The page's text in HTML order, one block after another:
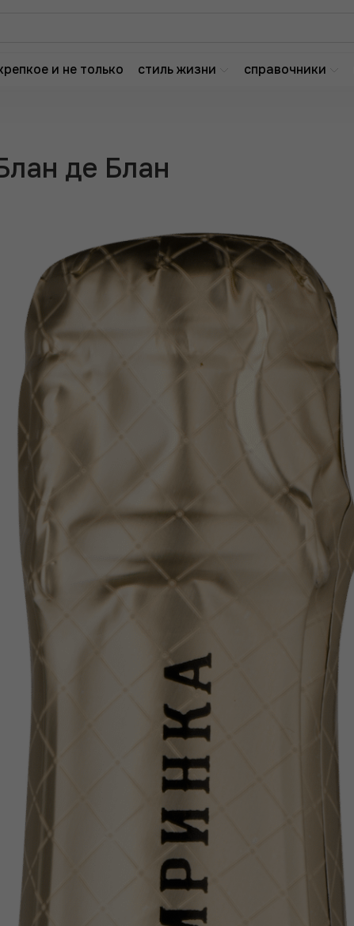
и не только стиль жизни справочники
де Блан